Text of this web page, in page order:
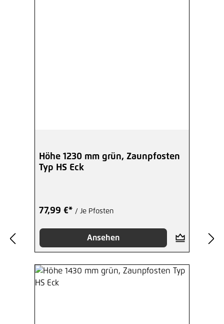
Höhe 1230 mm grün, Zaunpfosten
Typ HS Eck
77,99 €* / Je Pfosten
Ansehen